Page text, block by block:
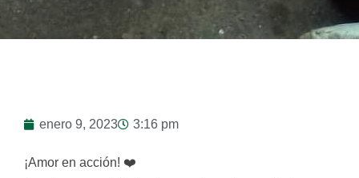
enero 9, 2023 3:16 pm
¡Amor en acción! ❤️